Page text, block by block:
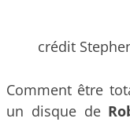
crédit
Comment être
un disque de